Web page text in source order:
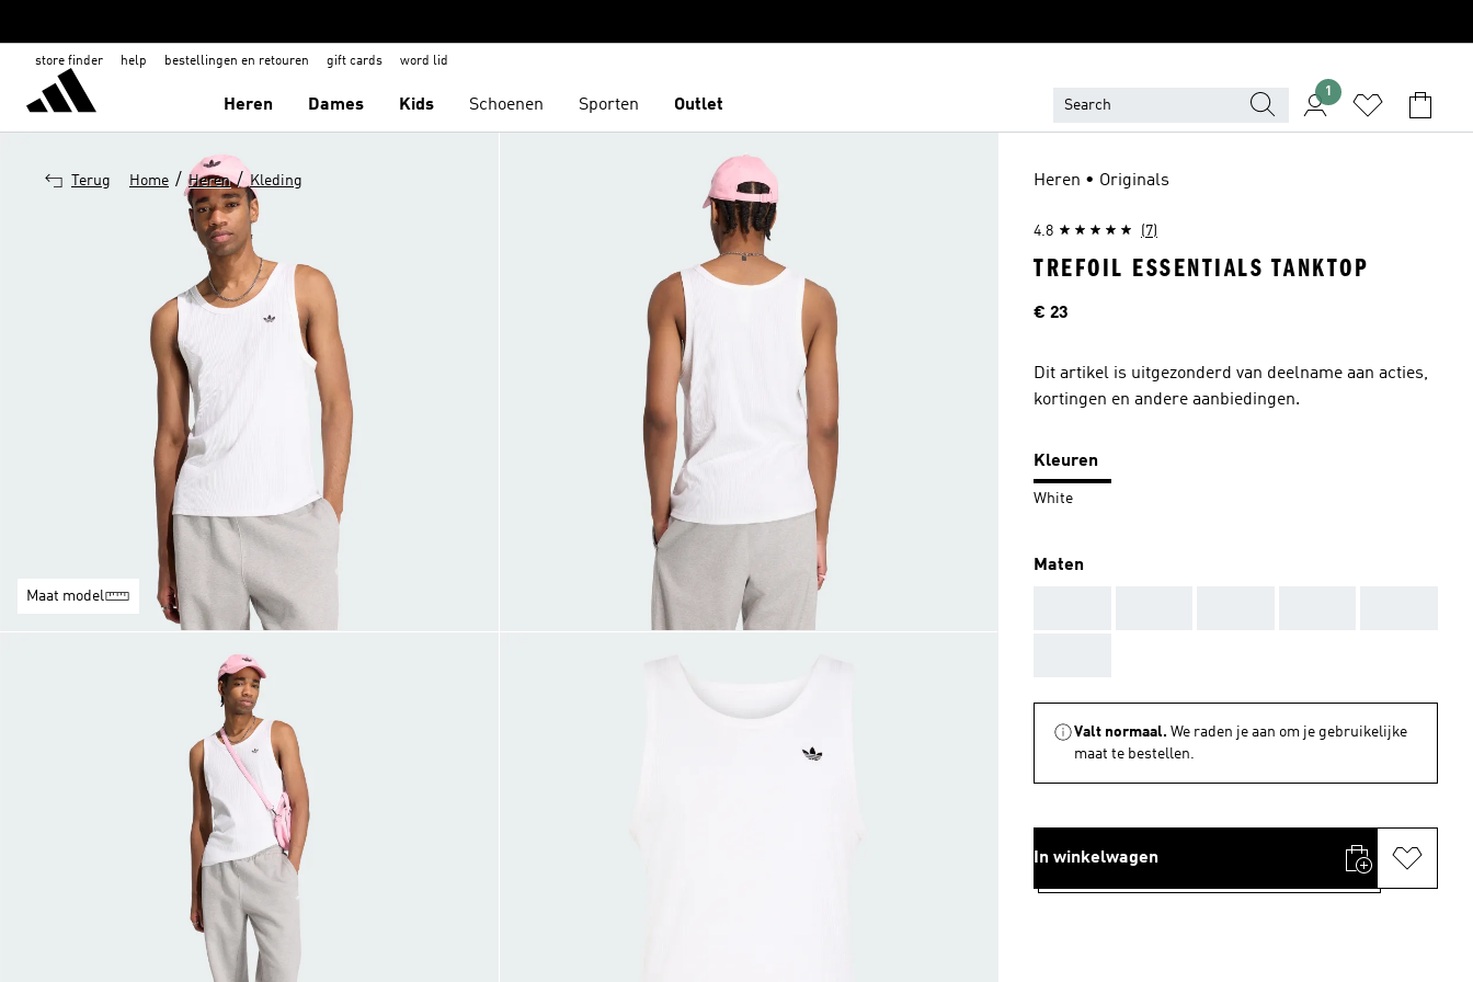
store finder help bestellingen en retouren gift cards word lid
Heren Dames Kids Schoenen Sporten Outlet
1
Terug Home / Heren / Kleding
Maat model
Heren • Originals
4.8 (7)
TREFOIL ESSENTIALS TANKTOP
Prijs
€ 23
Dit artikel is uitgezonderd van deelname aan acties,
kortingen en andere aanbiedingen.
Kleuren
White
Maten
Valt normaal. We raden je aan om je gebruikelijke
maat te bestellen.
In winkelwagen